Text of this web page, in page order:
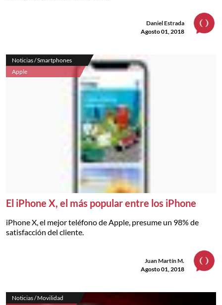
Daniel Estrada
Agosto 01, 2018
Noticias / Smartphones
Apple
El iPhone X, el más popular entre los iPhone
iPhone X, el mejor teléfono de Apple, presume un 98% de
satisfacción del cliente.
Juan Martín M.
Agosto 01, 2018
Noticias / Movilidad